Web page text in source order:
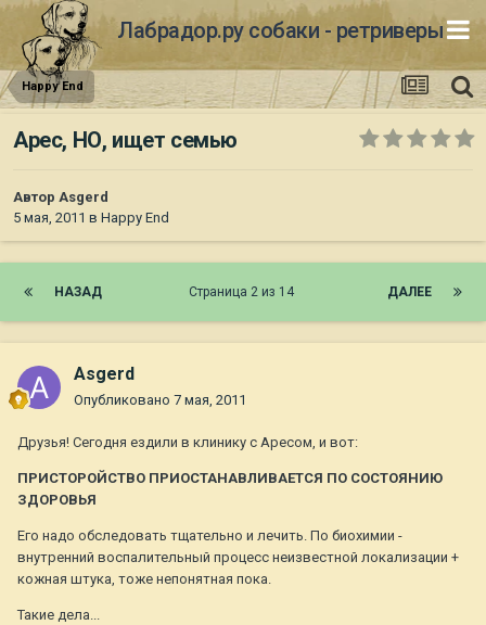
Лабрадор.ру собаки - ретриверы
Happy End
Арес, НО, ищет семью
Автор Asgerd
5 мая, 2011 в Happy End
НАЗАД ДАЛЕЕ
Страница 2 из 14
Asgerd
Опубликовано 7 мая, 2011
Друзья! Сегодня ездили в клинику с Аресом, и вот:
ПРИСТОРОЙСТВО ПРИОСТАНАВЛИВАЕТСЯ ПО СОСТОЯНИЮ
ЗДОРОВЬЯ
Его надо обследовать тщательно и лечить. По биохимии -
внутренний воспалительный процесс неизвестной локализации +
кожная штука, тоже непонятная пока.
Такие дела...